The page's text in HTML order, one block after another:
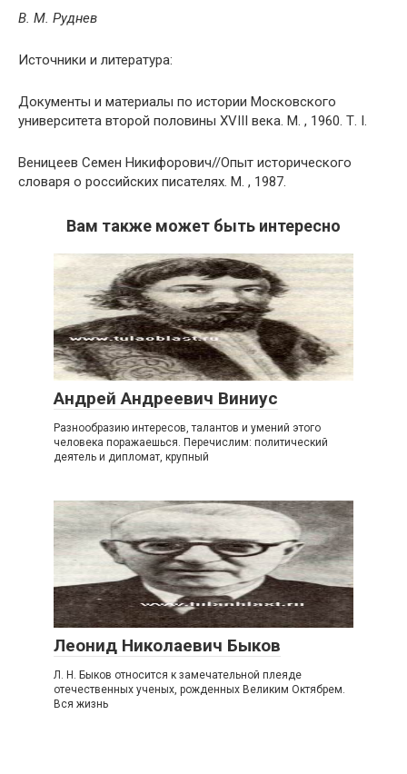
В. М. Руднев
Источники и литература:
Документы и материалы по истории Московского
университета второй половины XVIII века. М. , 1960. Т. I.
Веницеев Семен Никифорович//Опыт исторического
словаря о российских писателях. М. , 1987.
Вам также может быть интересно
Андрей Андреевич Виниус
Разнообразию интересов, талантов и умений этого
человека поражаешься. Перечислим: политический
деятель и дипломат, крупный
Леонид Николаевич Быков
Л. Н. Быков относится к замечательной плеяде
отечественных ученых, рожденных Великим Октябрем.
Вся жизнь